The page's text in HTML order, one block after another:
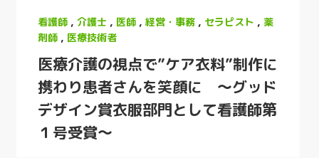
看護師 , 介護士 , 医師 , 経営・事務 , セラピスト , 薬
剤師 , 医療技術者
医療介護の視点で”ケア衣料”制作に
携わり患者さんを笑顔に 〜グッド
デザイン賞衣服部門として看護師第
１号受賞〜